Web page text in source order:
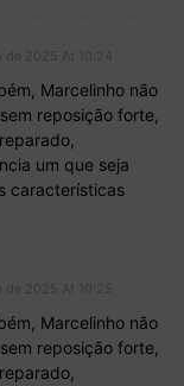
Marcelinho não
reposição forte,
um que seja
características
Marcelinho não
reposição forte,